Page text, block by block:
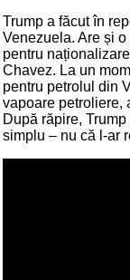
Trump a făcut în
Venezuela. Are și
pentru
Chavez. La un
pentru petrolul din
vapoare petroliere,
După răpire,
simplu – nu că l-ar